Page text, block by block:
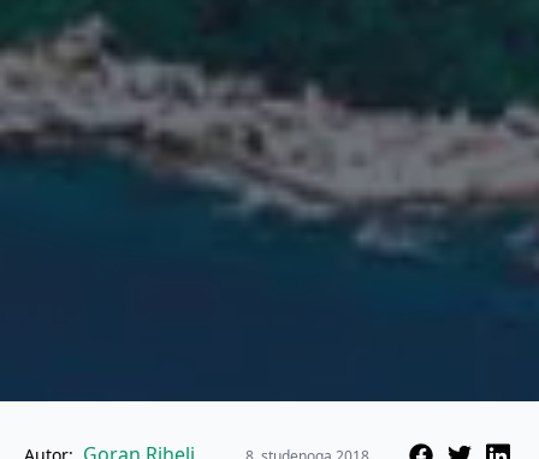
Autor: Goran Rihelj